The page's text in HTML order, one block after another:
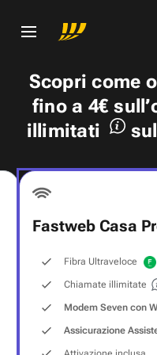
Scopri come
fino a 4€
illimitati
Fastweb Casa
Fibra Ultraveloce
Chiamate illimitate
Modem Seven con
Assicurazione